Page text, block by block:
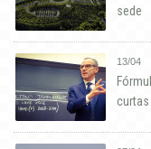
sede
13/04